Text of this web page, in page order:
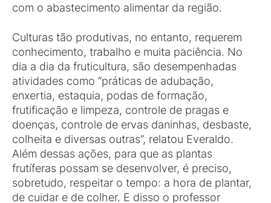
com o abastecimento alimentar da região.
Culturas tão produtivas, no entanto, requerem
conhecimento, trabalho e muita paciência. No
dia a dia da fruticultura, são desempenhadas
atividades como “práticas de adubação,
enxertia, estaquia, podas de formação,
frutificação e limpeza, controle de pragas e
doenças, controle de ervas daninhas, desbaste,
colheita e diversas outras”, relatou Everaldo.
Além dessas ações, para que as plantas
frutíferas possam se desenvolver, é preciso,
sobretudo, respeitar o tempo: a hora de plantar,
de cuidar e de colher. E disso o professor